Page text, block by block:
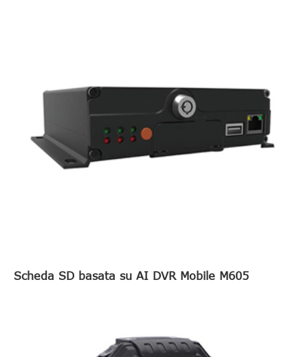
Scheda SD basata su AI DVR Mobile M605